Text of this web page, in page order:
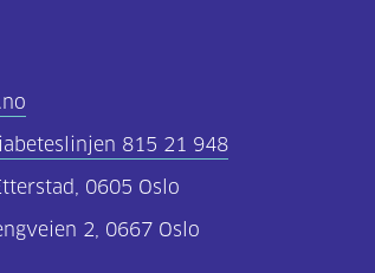
815 21 948
0605 Oslo
2, 0667 Oslo